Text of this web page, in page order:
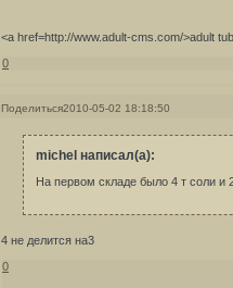
<a href=http://www.adult-cms.com/>adult
0
Поделиться2010-05-02 18:18:50
michel написал(а):
На первом складе было 4 т соли и
4 не делится на3
0